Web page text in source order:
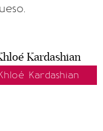
Kardashian